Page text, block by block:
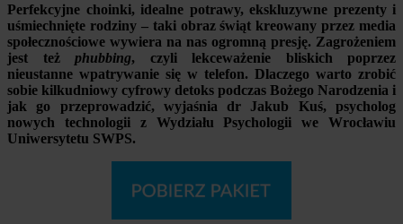
Perfekcyjne choinki, idealne potrawy, ekskluzywne prezenty i
uśmiechnięte rodziny – taki obraz świąt kreowany przez media
społecznościowe wywiera na nas ogromną presję. Zagrożeniem
jest też phubbing, czyli lekceważenie bliskich poprzez
nieustanne wpatrywanie się w telefon. Dlaczego warto zrobić
sobie kilkudniowy cyfrowy detoks podczas Bożego Narodzenia i
jak go przeprowadzić, wyjaśnia dr Jakub Kuś, psycholog
nowych technologii z Wydziału Psychologii we Wrocławiu
Uniwersytetu SWPS.